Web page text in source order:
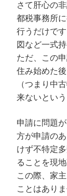
さて肝心の
都税事務所
行うだけで
図など一式
ただ、この
住み始めた
（つまり中
来ないという
申請に問題
方が申請の
けず不特定
ることを現
この際、家
ことはあり